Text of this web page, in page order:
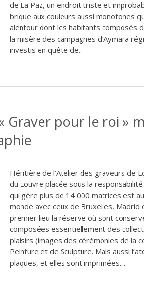
de La Paz, un endroit triste et
brique aux couleurs aussi monotones
alentour dont les habitants composés
la misère des campagnes d’Aymara
investis en quête de...
Graver pour le roi »
Héritière de l’Atelier des graveurs de
du Louvre placée sous la
qui gère plus de 14 000 matrices est
monde avec ceux de Bruxelles, Madrid
premier lieu la réserve où sont
composées essentiellement des
plaisirs (images des cérémonies de la
Peinture et de Sculpture. Mais aussi
plaques, et elles sont imprimées....